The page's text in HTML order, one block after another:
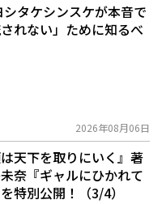
タケシンスケが本音で
れない」ために知るべ
2026年08月06日
天下を取りにいく』著
奈『ギャルにひかれて
特別公開！（3/4）